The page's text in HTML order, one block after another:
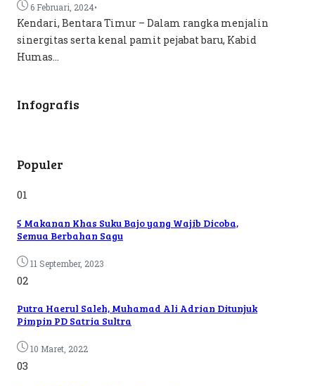
6 Februari, 2024•
Kendari, Bentara Timur – Dalam rangka menjalin
sinergitas serta kenal pamit pejabat baru, Kabid
Humas...
Infografis
Populer
01
5 Makanan Khas Suku Bajo yang Wajib Dicoba,
Semua Berbahan Sagu
11 September, 2023
02
Putra Haerul Saleh, Muhamad Ali Adrian Ditunjuk
Pimpin PD Satria Sultra
10 Maret, 2022
03